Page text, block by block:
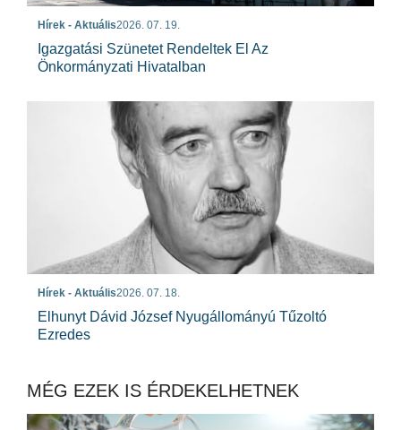
Hírek - Aktuális2026. 07. 19.
Igazgatási Szünetet Rendeltek El Az
Önkormányzati Hivatalban
Hírek - Aktuális2026. 07. 18.
Elhunyt Dávid József Nyugállományú Tűzoltó
Ezredes
MÉG EZEK IS ÉRDEKELHETNEK